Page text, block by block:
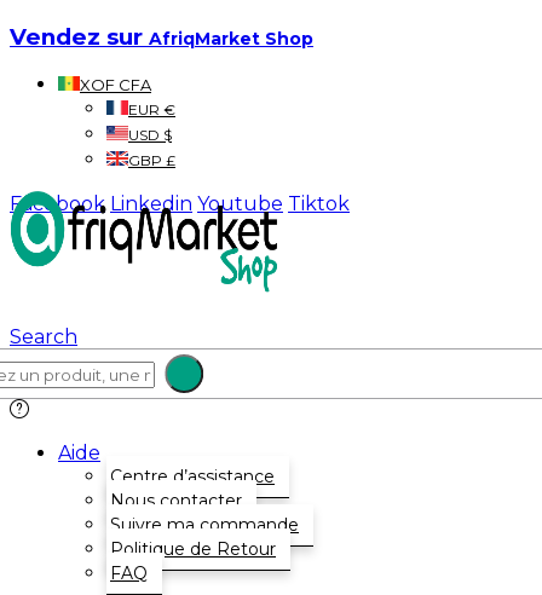
Vendez sur AfriqMarket Shop
XOF CFA
EUR €
USD $
GBP £
Facebook Linkedin Youtube Tiktok
Search
Aide
Centre d’assistance
Nous contacter
Suivre ma commande
Politique de Retour
FAQ